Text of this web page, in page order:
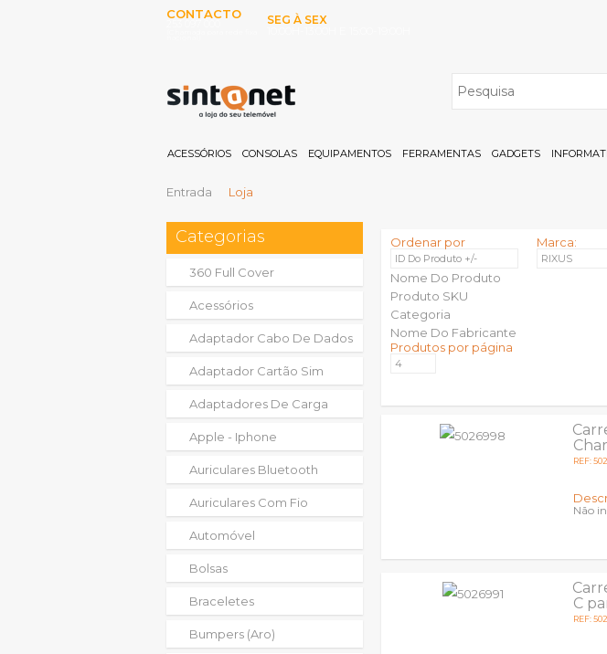
CONTACTO
SEG À SEX
ACESSÓRIOS CONSOLAS EQUIPAMENTOS FERRAMENTAS GADGETS
Entrada Loja
Categorias
360 Full Cover
Acessórios
Adaptador Cabo De Dados
Adaptador Cartão Sim
Adaptadores De Carga
Apple - Iphone
Auriculares Bluetooth
Auriculares Com Fio
Automóvel
Bolsas
Braceletes
Bumpers (aro)
Ordenar por
ID Do Produto +/-
Nome Do Produto
Produto SKU
Categoria
Nome Do Fabricante
Marca:
RIXUS
Produtos por página
REF:
Não
C
REF: